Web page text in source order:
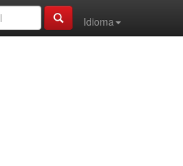
Idioma